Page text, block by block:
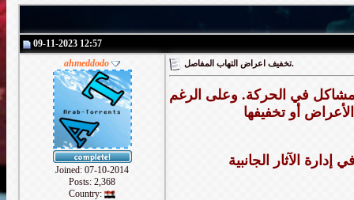
09-11-2023 12:57
ahmeddodo
Joined: 07-10-2014
Posts: 2,368
Country:
تخفيف اعراض التهاب المفاصل.
مشاكل في الحركة. وعلى الرغم